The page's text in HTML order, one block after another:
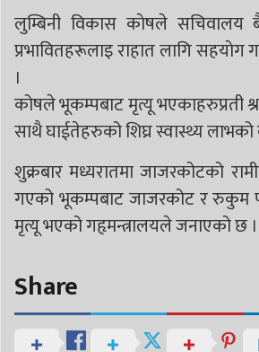
लुम्बिनी विकास काेषले
प्रभावितहरूलाइ राहात लागि सहयाेग
।
कोषले भूकम्पबाट मृत्यू भएकाहरुप्रती
साथै घाईतेहरुको शिघ्र स्वास्थ्य
शुक्रबार मध्यरातमा जाजरकोटको
गएको भूकम्पबाट जाजरकोट र रुकुम
मृत्यू भएको गहृमन्त्रालयले जनाएको छ ।
Share